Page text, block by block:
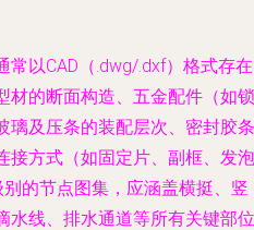
以CAD（.dwg/.dxf）格式存
材的断面构造、五金配件（如锁
璃及压条的装配层次、密封胶条
接方式（如固定片、副框、发泡
的节点图集，应涵盖横挺、竖
水线、排水通道等所有关键部位